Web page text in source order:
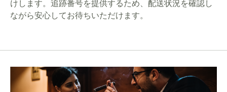
けします。追跡番号を提供するため、配送状況を確認し
ながら安心してお待ちいただけます。